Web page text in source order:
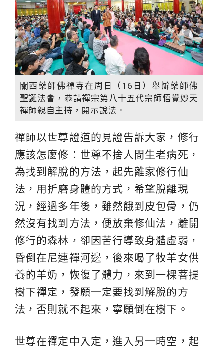
關西藥師佛禪寺在周日（16日）舉辦藥師佛
聖誕法會，恭請禪宗第八十五代宗師悟覺妙天
禪師親自主持，開示說法。
禪師以世尊證道的見證告訴大家，修行
應該怎麼修：世尊不捨人間生老病死，
為找到解脫的方法，起先離家修行仙
法，用折磨身體的方式，希望脫離現
況，經過多年後，雖然餓到皮包骨，仍
然沒有找到方法，便放棄修仙法，離開
修行的森林，卻因苦行導致身體虛弱，
昏倒在尼連禪河邊，後來喝了牧羊女供
養的羊奶，恢復了體力，來到一棵菩提
樹下禪定，發願一定要找到解脫的方
法，否則就不起來，寧願倒在樹下。
世尊在禪定中入定，進入另一時空，起